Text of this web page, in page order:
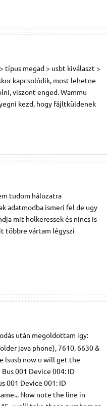
típus megad > usbt kiválaszt >
kapcsolódik, most lehetne
viszont enged. Wammu
kezd, hogy fájltküldenek
tudom hálozatra
adatmodba ismeri fel de ugy
mit holkeressek és nincs is
többre vártam légyszi
után megoldottam igy:
java phone), 7610, 6630 &
lsusb now u will get the
001 Device 004: ID
001 Device 001: ID
Now note the line in